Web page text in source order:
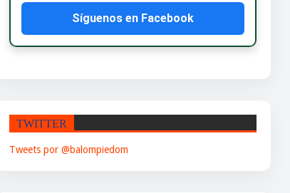
Síguenos en Facebook
TWITTER
Tweets por @balompiedom